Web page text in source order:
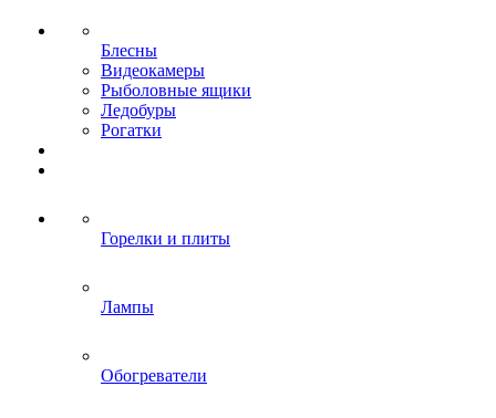
Блесны
Видеокамеры
Рыболовные ящики
Ледобуры
Рогатки
Горелки и плиты
Лампы
Обогреватели